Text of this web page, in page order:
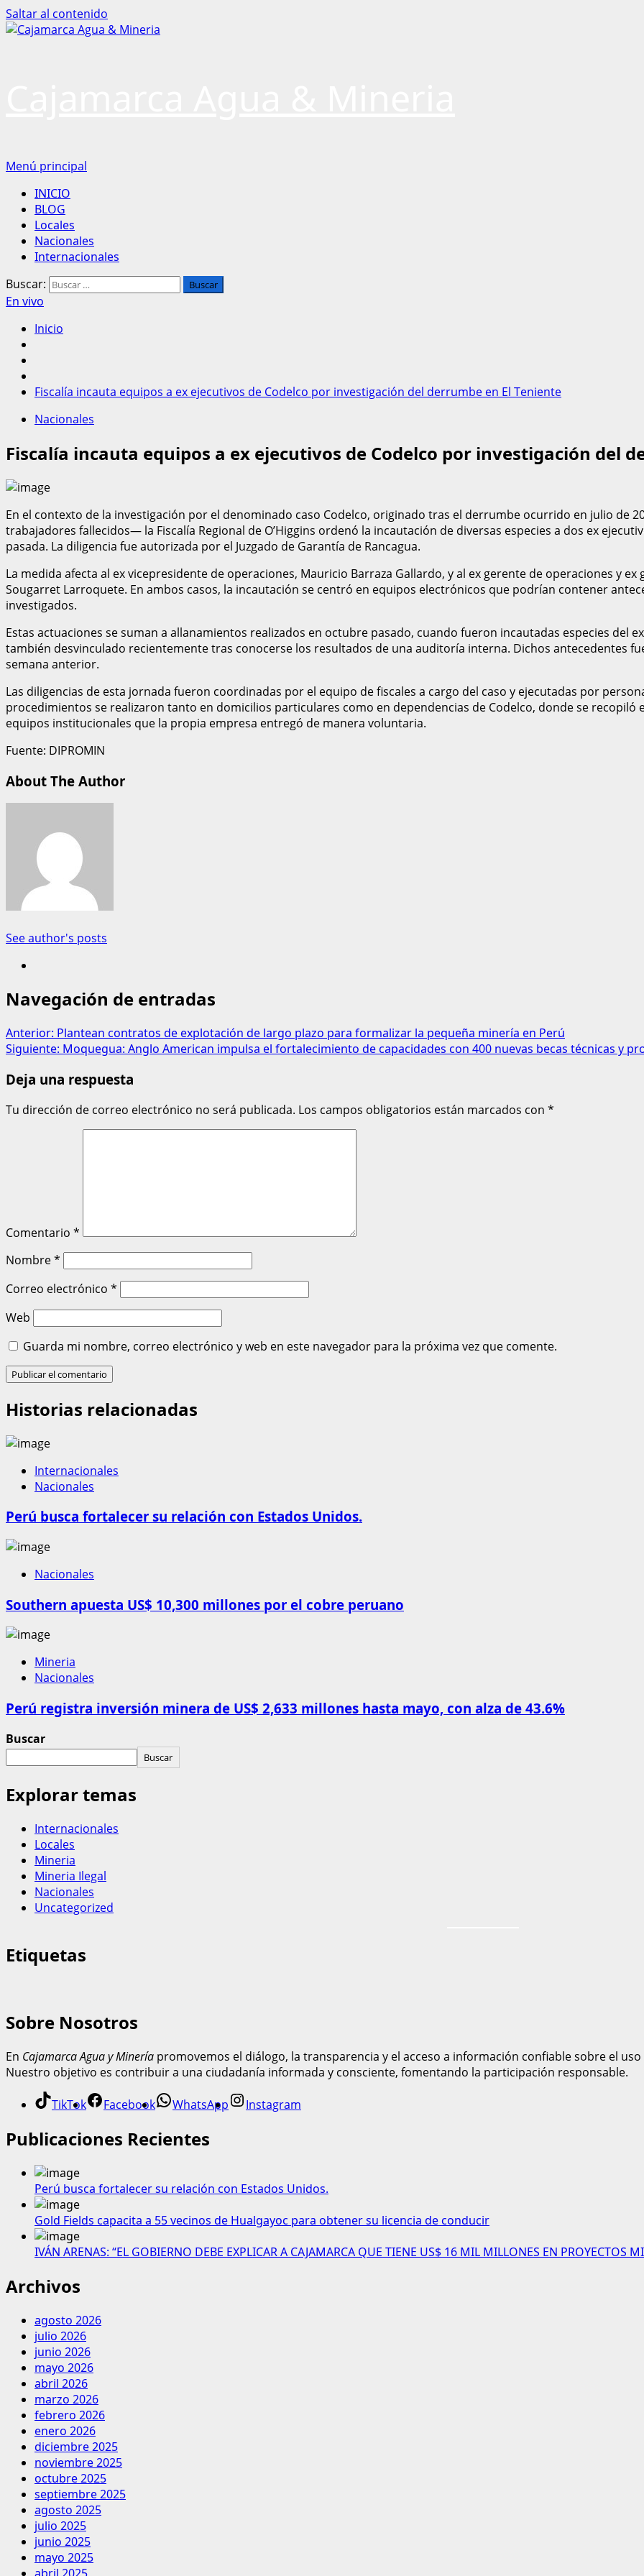
Saltar al contenido
Menú principal
INICIO
BLOG
Locales
Nacionales
Internacionales
Buscar:
En vivo
Inicio
Fiscalía incauta equipos a ex ejecutivos de Codelco por investigación del derrumbe en El Teniente
Nacionales
Fiscalía incauta equipos a ex ejecutivos de Codelco por investigación del
En el contexto de la investigación por el denominado caso Codelco, originado tras el derrumbe ocurrido en julio de
trabajadores fallecidos— la Fiscalía Regional de O’Higgins ordenó la incautación de diversas especies a dos ex
pasada. La diligencia fue autorizada por el Juzgado de Garantía de Rancagua.
La medida afecta al ex vicepresidente de operaciones, Mauricio Barraza Gallardo, y al ex gerente de operaciones y
Sougarret Larroquete. En ambos casos, la incautación se centró en equipos electrónicos que podrían contener
investigados.
Estas actuaciones se suman a allanamientos realizados en octubre pasado, cuando fueron incautadas especies del
también desvinculado recientemente tras conocerse los resultados de una auditoría interna. Dichos antecedentes
semana anterior.
Las diligencias de esta jornada fueron coordinadas por el equipo de fiscales a cargo del caso y ejecutadas por
procedimientos se realizaron tanto en domicilios particulares como en dependencias de Codelco, donde se recopiló
equipos institucionales que la propia empresa entregó de manera voluntaria.
Fuente: DIPROMIN
About The Author
See author's posts
Navegación de entradas
Anterior: Plantean contratos de explotación de largo plazo para formalizar la pequeña minería en Perú
Siguiente: Moquegua: Anglo American impulsa el fortalecimiento de capacidades con 400 nuevas becas técnicas y
Deja una respuesta
Tu dirección de correo electrónico no será publicada. Los campos obligatorios están marcados con *
Comentario *
Nombre*
Correo electrónico *
Web
Guarda mi nombre, correo electrónico y web en este navegador para la próxima vez que comente.
Historias relacionadas
Internacionales
Nacionales
Perú busca fortalecer su relación con Estados Unidos.
Nacionales
Southern apuesta US$ 10,300 millones por el cobre peruano
Mineria
Nacionales
Perú registra inversión minera de US$ 2,633 millones hasta mayo, con alza de 43.6%
Buscar
Buscar
Explorar temas
Internacionales
Locales
Mineria
Mineria Ilegal
Nacionales
Uncategorized
Etiquetas
Sobre Nosotros
En Cajamarca Agua y Minería promovemos el diálogo, la transparencia y el acceso a información confiable sobre el
Nuestro objetivo es contribuir a una ciudadanía informada y consciente, fomentando la participación responsable.
TikTok Facebook WhatsApp Instagram
Publicaciones Recientes
Perú busca fortalecer su relación con Estados Unidos.
Gold Fields capacita a 55 vecinos de Hualgayoc para obtener su licencia de conducir
IVÁN ARENAS: “EL GOBIERNO DEBE EXPLICAR A CAJAMARCA QUE TIENE US$ 16 MIL MILLONES EN PROYECTOS
Archivos
agosto 2026
julio 2026
junio 2026
mayo 2026
abril 2026
marzo 2026
febrero 2026
enero 2026
diciembre 2025
noviembre 2025
octubre 2025
septiembre 2025
agosto 2025
julio 2025
junio 2025
mayo 2025